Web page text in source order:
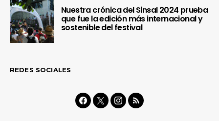
Nuestra crónica del Sinsal 2024 prueba
que fue la edición más internacional y
sostenible del festival
REDES SOCIALES